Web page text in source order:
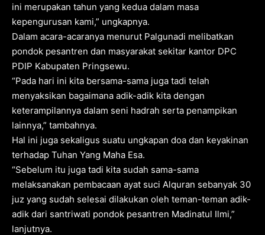
ini merupakan tahun yang kedua dalam masa
kepengurusan kami,” ungkapnya.
Dalam acara-acaranya menurut Palgunadi melibatkan
pondok pesantren dan masyarakat sekitar kantor DPC
PDIP Kabupaten Pringsewu.
“Pada hari ini kita bersama-sama juga tadi telah
menyaksikan bagaimana adik-adik kita dengan
keterampilannya dalam seni hadrah serta penampikan
lainnya,” tambahnya.
Hal ini juga sekaligus suatu ungkapan doa dan keyakinan
terhadap Tuhan Yang Maha Esa.
“Sebelum itu juga tadi kita sudah sama-sama
melaksanakan pembacaan ayat suci Alquran sebanyak 30
juz yang sudah selesai dilakukan oleh teman-teman adik-
adik dari santriwati pondok pesantren Madinatul Ilmi,”
lanjutnya.